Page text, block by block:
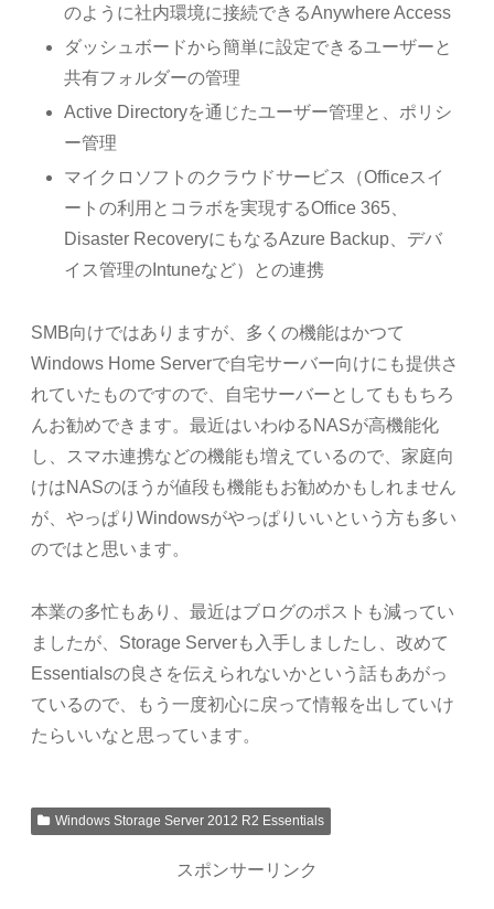
のように社内環境に接続できるAnywhere Access
ダッシュボードから簡単に設定できるユーザーと
共有フォルダーの管理
Active Directoryを通じたユーザー管理と、ポリシ
ー管理
マイクロソフトのクラウドサービス（Officeスイ
ートの利用とコラボを実現するOffice 365、
Disaster RecoveryにもなるAzure Backup、デバ
イス管理のIntuneなど）との連携
SMB向けではありますが、多くの機能はかつて
Windows Home Serverで自宅サーバー向けにも提供さ
れていたものですので、自宅サーバーとしてももちろ
んお勧めできます。最近はいわゆるNASが高機能化
し、スマホ連携などの機能も増えているので、家庭向
けはNASのほうが値段も機能もお勧めかもしれません
が、やっぱりWindowsがやっぱりいいという方も多い
のではと思います。
本業の多忙もあり、最近はブログのポストも減ってい
ましたが、Storage Serverも入手しましたし、改めて
Essentialsの良さを伝えられないかという話もあがっ
ているので、もう一度初心に戻って情報を出していけ
たらいいなと思っています。
Windows Storage Server 2012 R2 Essentials
スポンサーリンク